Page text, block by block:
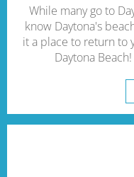
While many go to
know Daytona's
it a place to return to
Daytona